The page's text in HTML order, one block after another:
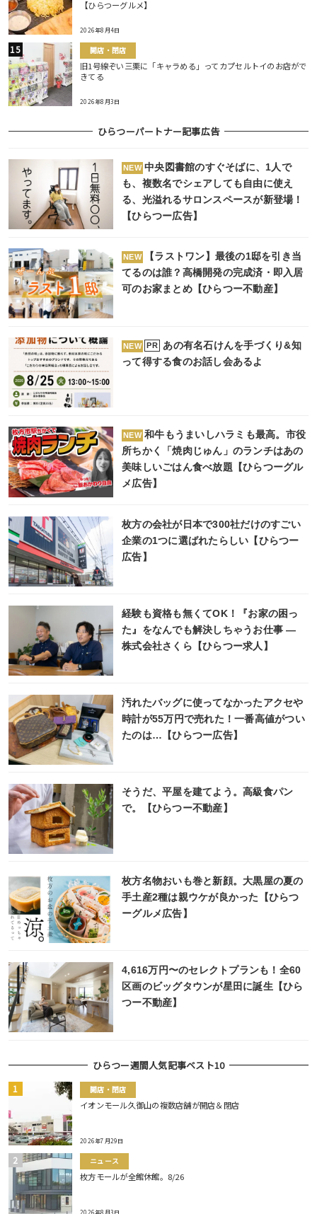
【ひらつーグルメ】
2026年8月4日
開店・閉店
旧1号線ぞい三栗に「キャラめる」ってカプセルトイのお店がで
きてる
2026年8月3日
ひらつーパートナー記事広告
NEW 中央図書館のすぐそばに、1人で
も、複数名でシェアしても自由に使え
る、光溢れるサロンスペースが新登場！
【ひらつー広告】
NEW
【ラストワン】最後の1邸を引き当
てるのは誰？高橋開発の完成済・即入居
可のお家まとめ【ひらつー不動産】
NEW PR
あの有名石けんを手づくり&知
って得する食のお話し会あるよ
NEW 和牛もうまいしハラミも最高。市役
所ちかく「焼肉じゅん」のランチはあの
美味しいごはん食べ放題【ひらつーグル
メ広告】
枚方の会社が日本で300社だけのすごい
企業の1つに選ばれたらしい【ひらつー
広告】
経験も資格も無くてOK！『お家の困っ
た』をなんでも解決しちゃうお仕事 ―
株式会社さくら【ひらつー求人】
汚れたバッグに使ってなかったアクセや
時計が55万円で売れた！一番高値がつい
たのは…【ひらつー広告】
そうだ、平屋を建てよう。高級食パン
で。【ひらつー不動産】
枚方名物おいも巻と新顔。大黒屋の夏の
手土産2種は親ウケが良かった【ひらつ
ーグルメ広告】
4,616万円〜のセレクトプランも！全60
区画のビッグタウンが星田に誕生【ひら
つー不動産】
ひらつー週間人気記事ベスト10
開店・閉店
イオンモール久御山の複数店舗が開店＆閉店
2026年7月29日
ニュース
枚方モールが全館休館。8/26
2026年8月3日